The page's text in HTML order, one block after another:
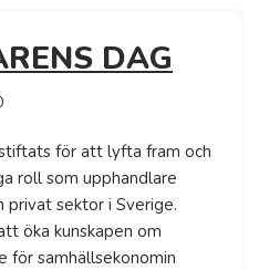
DAG
för att lyfta fram och
roll som upphandlare
sektor i Sverige.
öka kunskapen om
för samhällsekonomin